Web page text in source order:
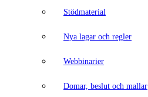
Stödmaterial
Nya lagar och regler
Webbinarier
Domar, beslut och mallar